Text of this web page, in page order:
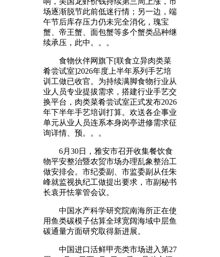
场逐渐脱节此前低迷行情；另一边，端
午节后库存压力仍未完全消化，瑰宝
蟹、帝王蟹、面包蟹等多个蟹类品种继
续承压，此中。。。
食物伙伴网旗下[联食立异肉类菜
肴尝试室]2026年度上半年系列手艺培
训工做已收官。为持续满脚食物行业从
业人员专业提拔需求，搭建行业手艺交
换平台，肉类菜肴尝试室正式发布2026
年下半年手艺培训打算。欢送各企事业
单元从业人员连系本身岗亭进修需求征
询详情、预。。。
6月30日，雅安市召开收集餐饮食
物平安整治暨农贸市场办理乱象整治工
做安排会。市纪委副、市监委副从任朱
峰就监视执纪工做提出要求，市副秘书
长袁开怯掌管会议。
中国水产科学研究院南海所正在使
用鱼类碳模子估算全球宽阔海域中层鱼
碳通量方面研究取得新进展。
中国进口活鲜甲壳类市场进入第27